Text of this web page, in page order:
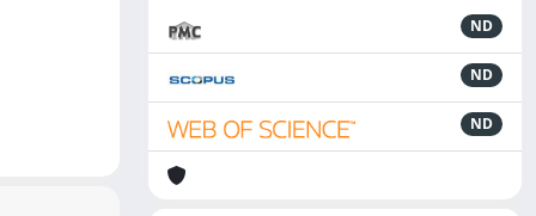
ND
ND
ND